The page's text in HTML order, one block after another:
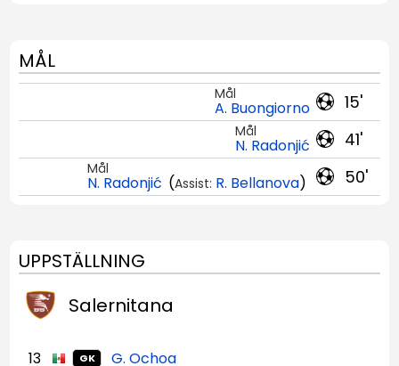
MÅL
15'
Mål
A. Buongiorno
41'
Mål
N. Radonjić
50'
Mål
N. Radonjić (Assist: R. Bellanova)
UPPSTÄLLNING
Salernitana
13 GK
G. Ochoa